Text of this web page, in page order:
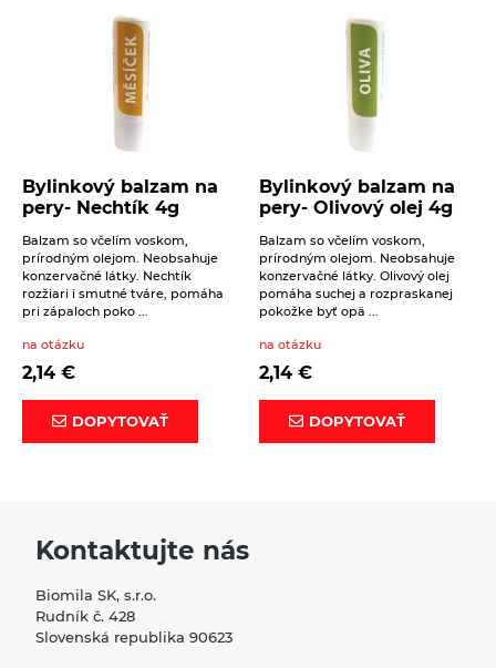
Bylinkový balzam na
pery- Nechtík 4g
Balzam so včelím voskom,
prírodným olejom. Neobsahuje
konzervačné látky. Nechtík
rozžiari i smutné tváre, pomáha
pri zápaloch poko ...
na otázku
2,14 €
DOPYTOVAŤ
Bylinkový balzam na
pery- Olivový olej 4g
Balzam so včelím voskom,
prírodným olejom. Neobsahuje
konzervačné látky. Olivový olej
pomáha suchej a rozpraskanej
pokožke byť opä ...
na otázku
2,14 €
DOPYTOVAŤ
Kontaktujte nás
Biomila SK, s.r.o.
Rudník č. 428
Slovenská republika 90623